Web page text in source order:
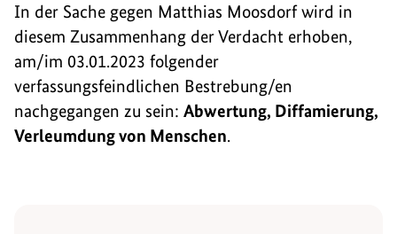
In der Sache gegen Matthias Moosdorf wird in
diesem Zusammenhang der Verdacht erhoben,
am/im 03.01.2023 folgender
verfassungsfeindlichen Bestrebung/en
nachgegangen zu sein: Abwertung, Diffamierung,
Verleumdung von Menschen.